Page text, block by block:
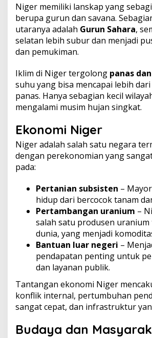
Niger memiliki lanskap yang
berupa gurun dan savana.
utaranya adalah Gurun Sahara,
selatan lebih subur dan menjadi
dan pemukiman.
Iklim di Niger tergolong panas
suhu yang bisa mencapai lebih dari
panas. Hanya sebagian kecil
mengalami musim hujan singkat.
Ekonomi Niger
Niger adalah salah satu negara
dengan perekonomian yang
pada:
Pertanian subsisten –
hidup dari bercocok tanam
Pertambangan uranium –
salah satu produsen uranium
dunia, yang menjadi
Bantuan luar negeri –
pendapatan penting untuk
dan layanan publik.
Tantangan ekonomi Niger
konflik internal, pertumbuhan
sangat cepat, dan infrastruktur
Budaya dan